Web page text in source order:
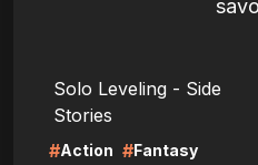
Solo Leveling - Side
Stories
#Action #Fantasy